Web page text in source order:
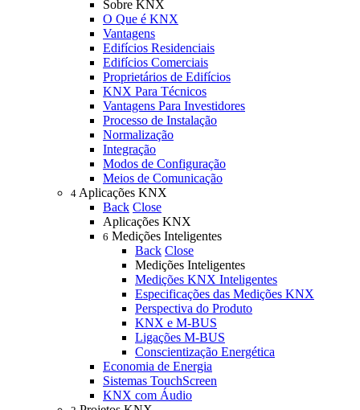
Sobre KNX
O Que é KNX
Vantagens
Edifícios Residenciais
Edifícios Comerciais
Proprietários de Edifícios
KNX Para Técnicos
Vantagens Para Investidores
Processo de Instalação
Normalização
Integração
Modos de Configuração
Meios de Comunicação
4 Aplicações KNX
Back Close
Aplicações KNX
6 Medições Inteligentes
Back Close
Medições Inteligentes
Medições KNX Inteligentes
Especificações das Medições KNX
Perspectiva do Produto
KNX e M-BUS
Ligações M-BUS
Conscientização Energética
Economia de Energia
Sistemas TouchScreen
KNX com Áudio